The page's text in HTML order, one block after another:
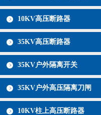
10KV高压断路器
35KV高压断路器
35KV户外隔离开关
35KV户外高压隔离刀闸
10KV柱上高压断路器